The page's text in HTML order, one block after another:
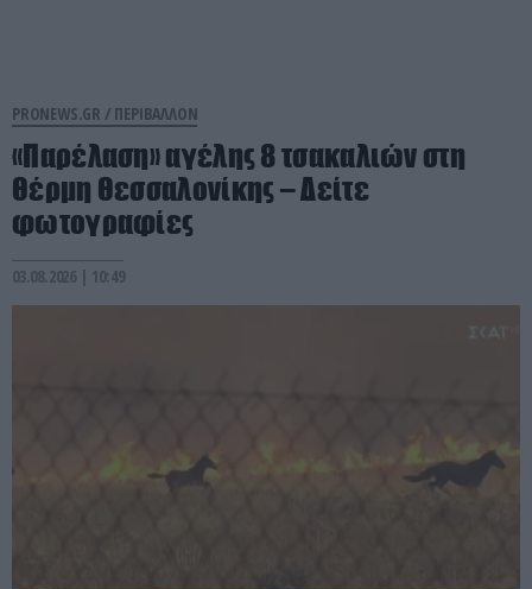
PRONEWS.GR / ΠΕΡΙΒΑΛΛΟΝ
«Παρέλαση» αγέλης 8 τσακαλιών στη
Θέρμη Θεσσαλονίκης – Δείτε
φωτογραφίες
03.08.2026 | 10:49